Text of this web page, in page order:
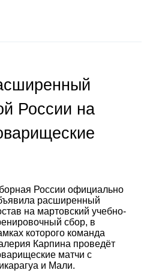
России на
России официально
расширенный
на мартовский учебно-
сбор, в
которого команда
Карпина проведёт
матчи с
и Мали.